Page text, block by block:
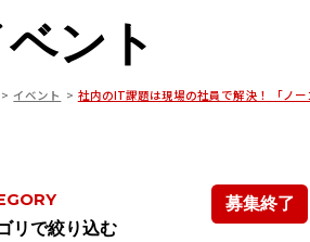
ント
イベント 社内のIT課題は現場の社員で解決！ 「ノ
リで絞り込む
募集終了